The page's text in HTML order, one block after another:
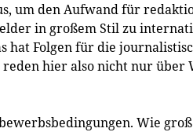
um den Aufwand für
in großem Stil zu
hat Folgen für die
hier also nicht nur über
Wie